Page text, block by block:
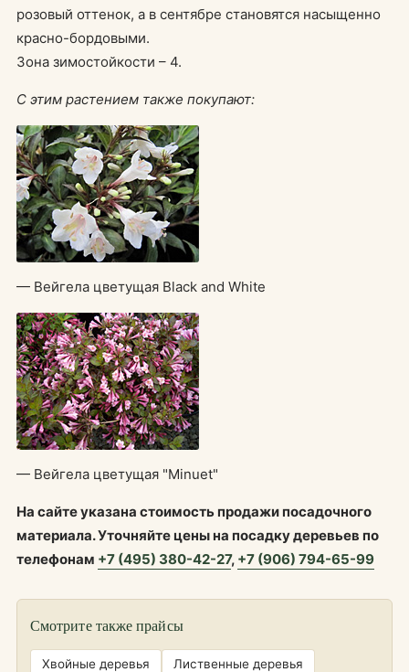
розовый оттенок, а в сентябре становятся насыщенно
красно-бордовыми.
Зона зимостойкости – 4.
С этим растением также покупают:
— Вейгела цветущая Black and White
— Вейгела цветущая "Minuet"
На сайте указана стоимость продажи посадочного
материала. Уточняйте цены на посадку деревьев по
телефонам +7 (495) 380-42-27, +7 (906) 794-65-99
Смотрите также прайсы
Хвойные деревья Лиственные деревья